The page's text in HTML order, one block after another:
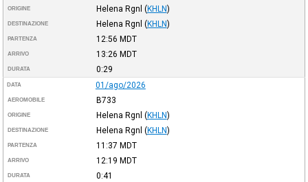
ORIGINE Helena Rgnl (KHLN)
DESTINAZIONE Helena Rgnl (KHLN)
PARTENZA 12:56 MDT
ARRIVO 13:26 MDT
DURATA 0:29
DATA 01/ago/2026
AEROMOBILE B733
ORIGINE Helena Rgnl (KHLN)
DESTINAZIONE Helena Rgnl (KHLN)
PARTENZA 11:37 MDT
ARRIVO 12:19 MDT
DURATA 0:41